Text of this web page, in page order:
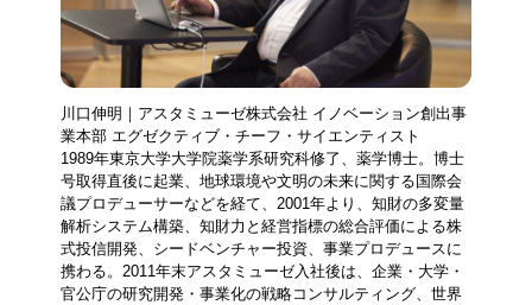
川口伸明｜アスタミューゼ株式会社 イノベーション創出事
業本部 エグゼクティブ・チーフ・サイエンティスト
1989年東京大学大学院薬学系研究科修了、薬学博士。博士
号取得直後に起業、地球環境や文明の未来に関する国際会
議プロデューサーなどを経て、2001年より、知財の多変量
解析システム構築、知財力と経営指標の総合評価による株
式投信開発、シードベンチャー投資、事業プロデュースに
携わる。2011年末アスタミューゼ入社後は、企業・大学・
官公庁の研究開発・事業化の戦略コンサルティング、世界